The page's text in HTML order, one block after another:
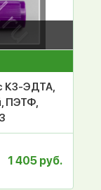
К3-ЭДТА,
ПЭТФ,
1 405 руб.